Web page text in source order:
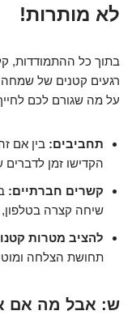
לא מותרות!
בתוך כל ההתמודדות,
רגעים קטנים של שמחה
על מה שגורם לכם
תחביבים: בין אם
הקדישו זמן
קשרים חברתיים:
שיחה קצרה
להציב מטרות
תחושת הצלחה
ש: אבל מה אם